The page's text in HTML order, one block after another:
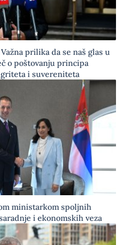
prilika da se naš glas u
o poštovanju principa
i suvereniteta
ministarkom spoljnih
i ekonomskih veza